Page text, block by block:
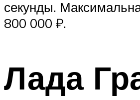
секунды.
800 000 ₽.
Лада